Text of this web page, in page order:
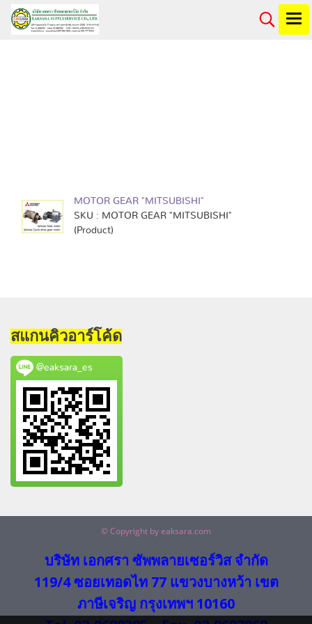
MOTOR GEAR "MITSUBISHI"
SKU : MOTOR GEAR "MITSUBISHI"
(Product)
สแกนคิวอาร์โค้ด
@eaksara_es
© Copyright by eaksara.com
บริษัท เอกศรา ซัพพลายเซอร์วิส จำกัด
119/4 ซอยเทอดไท 77 แขวงบางหว้า เขต
ภาษีเจริญ กรุงเทพฯ 10160